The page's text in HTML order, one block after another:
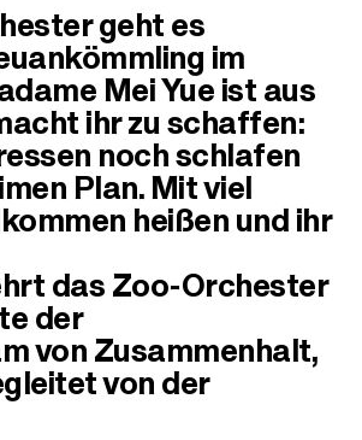
geht es
im
Mei Yue ist aus
ihr zu schaffen:
noch schlafen
Plan. Mit viel
heißen und ihr
das Zoo-Orchester
der
von Zusammenhalt,
von der